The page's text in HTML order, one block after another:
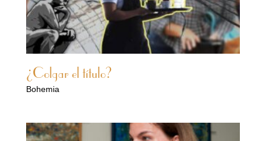
¿Colgar el título?
Bohemia